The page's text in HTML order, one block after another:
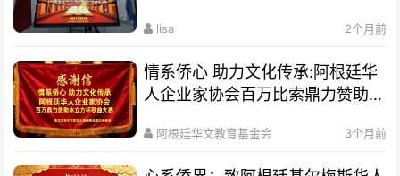
lisa 2个月前
情系侨心 助力文化传承:阿根廷华
人企业家协会百万比索鼎力赞助水
阿根廷华文教育基金会 3个月前